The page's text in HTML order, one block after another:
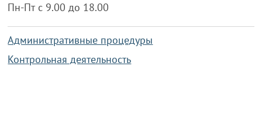
Пн-Пт с 9.00 до 18.00
Административные процедуры
Контрольная деятельность